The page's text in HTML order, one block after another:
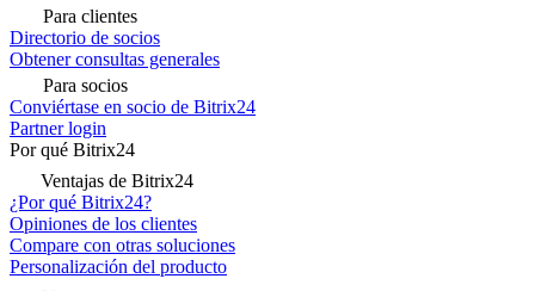
Para clientes
Directorio de socios
Obtener consultas generales
Para socios
Conviértase en socio de Bitrix24
Partner login
Por qué Bitrix24
Ventajas de Bitrix24
¿Por qué Bitrix24?
Opiniones de los clientes
Compare con otras soluciones
Personalización del producto